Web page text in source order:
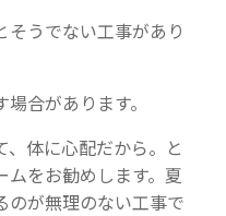
そうでない工事があり
合があります。
体に心配だから。と
ムをお勧めします。夏
のが無理のない工事で